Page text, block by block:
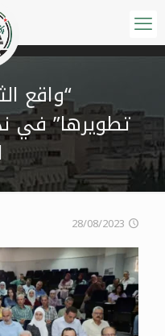
“واقع
تطويرها” في
28/08/2023